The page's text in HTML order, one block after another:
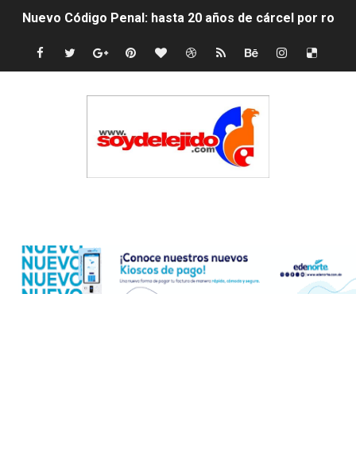
Nuevo Código Penal: hasta 20 años de cárcel por robo
La nube sahariana número 14 se ha alejado de
Indomet pronostica temperaturas de hasta 35 °C para
JAPY VERDEI MISS MICHELL ROSARIO
Dólar bajó 9 cts. y era vendido a $58.44; el euro subió a